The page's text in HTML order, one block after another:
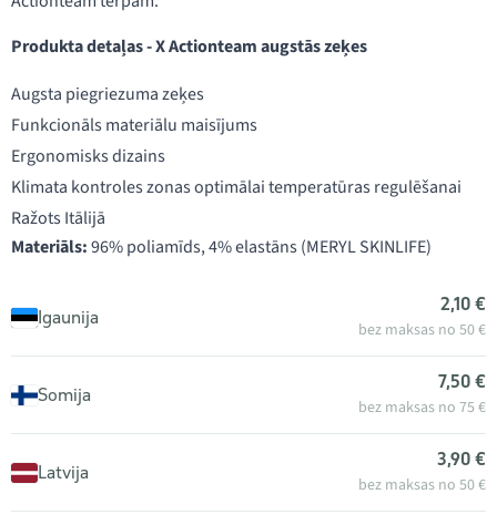
Produkta detaļas - X Actionteam augstās zeķes
Augsta piegriezuma zeķes
Funkcionāls materiālu maisījums
Ergonomisks dizains
Klimata kontroles zonas optimālai temperatūras regulēšanai
Ražots Itālijā
Materiāls:96% poliamīds, 4% elastāns (MERYL SKINLIFE)
Igaunija
2,10 €
bez maksas no 50 €
Somija
7,50 €
bez maksas no 75 €
Latvija
3,90 €
bez maksas no 50 €